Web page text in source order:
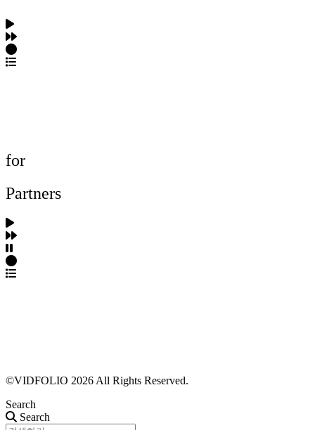
for
Partners
©VIDFOLIO 2026 All Rights Reserved.
Search
Search